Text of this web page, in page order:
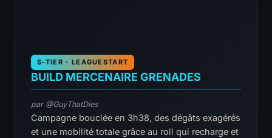
S-TIER · LEAGUESTART
BUILD MERCENAIRE GRENADES
par @GuyThatDies
Campagne bouclée en 3h38, des dégâts exagérés
et une mobilité totale grâce au roll qui recharge et